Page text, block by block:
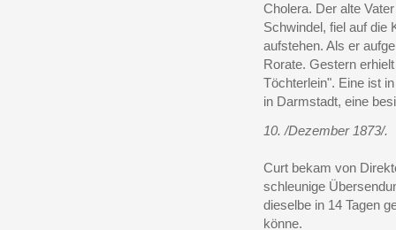
Cholera. Der alte
Schwindel, fiel auf die
aufstehen. Als er
Rorate. Gestern
Töchterlein". Eine ist
in Darmstadt, eine
10. /Dezember 1873/.
Curt bekam von
schleunige
dieselbe in 14 Tagen
könne.